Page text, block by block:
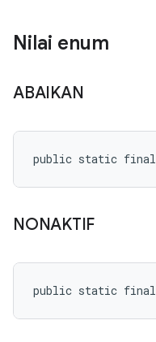
Nilai enum
ABAIKAN
public static final
NONAKTIF
public static final